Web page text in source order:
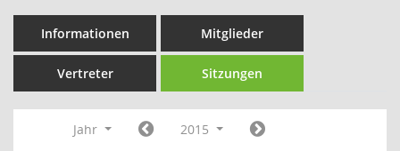
Informationen Mitglieder
Vertreter Sitzungen
Jahr
2015